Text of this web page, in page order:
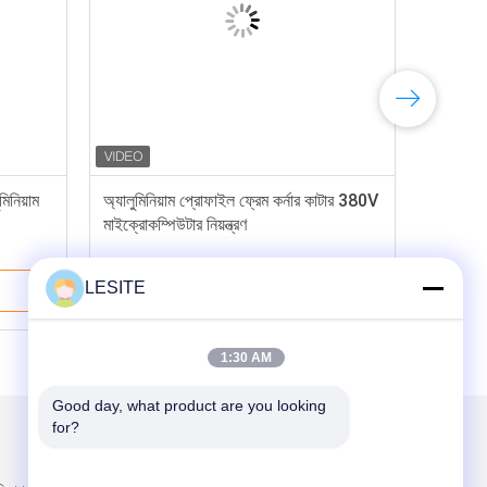
অ্যালুমিনিয়াম প্রোফাইল ফ্রেম কর্নার কাটার 380V
মাইক্রোকম্পিউটার নিয়ন্ত্রণ
LESITE
1:30 AM
Good day, what product are you looking
for?